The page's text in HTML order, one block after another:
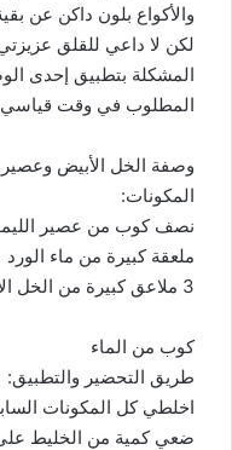
والأكواع بلون داكن عن
لكن لا داعي للقلق
المشكلة بتطبيق إحدى
المطلوب في وقت
وصفة الخل الأبيض وعصير
المكونات:
نصف كوب من عصير
ملعقة كبيرة من ماء الورد
3 ملاعق كبيرة من الخل الأبيض
كوب من الماء
طريق التحضير والتطبيق:
اخلطي كل المكونات
ضعي كمية من الخليط